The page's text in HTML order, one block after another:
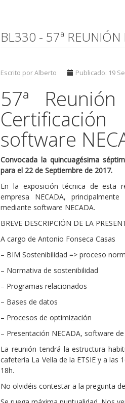
BL330 - 57ª
Escrito por Alberto Publicado: 19
57ª
software
Convocada la quincuagésima
para el 22 de Septiembre de 2017.
En la exposición técnica de esta
empresa NECADA,
mediante software NECADA.
BREVE DESCRIPCIÓN DE LA
A cargo de Antonio Fonseca Casas
– BIM Sostenibilidad => proceso
– Normativa de sostenibilidad
– Programas relacionados
– Bases de datos
– Procesos de optimización
– Presentación NECADA, software
La reunión tendrá la estructura
cafetería La Vella de la ETSIE y a las
18h.
No olvidéis contestar a la pregunta